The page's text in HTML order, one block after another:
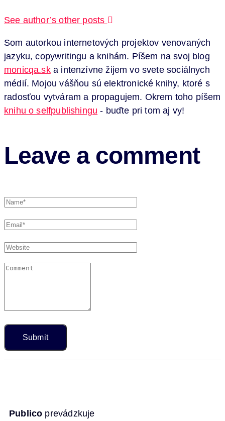
See author’s other posts
Som autorkou internetových projektov venovaných
jazyku, copywritingu a knihám. Píšem na svoj blog
monicqa.ska intenzívne žijem vo svete sociálnych
médií. Mojou vášňou sú elektronické knihy, ktoré s
radosťou vytváram a propagujem. Okrem toho píšem
knihu o selfpublishingu - buďte pri tom aj vy!
Leave a comment
Publico prevádzkuje